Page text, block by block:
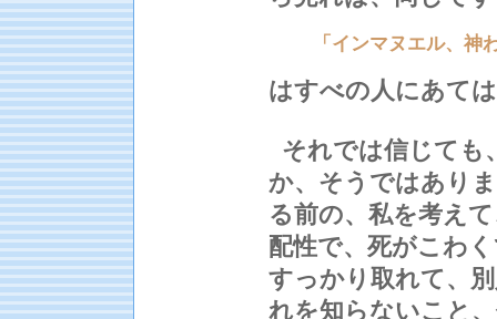
「インマヌエル、神
はすべの人にあて
それでは信じても
か、そうではあり
る前の、私を考え
配性で、死がこわ
すっかり取れて、
れを知らないこと